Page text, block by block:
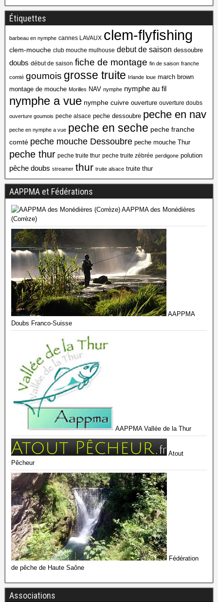
Étiquettes
barbeau en nymphe cannes LAVAUX clem-flyfishing
clem-mouche club mouche mulhouse debut de saison dessoubre
doubs début de saison fiche de montage fin de saison franche
comté goumois grosse truite Irlande loue march brown
montage de mouche Morilles NAV nymphe nymphe au fil
nymphe a vue nymphe cuivre ouverture ouverture doubs
ouverture goumois peche alsace peche dessoubre peche en nav
peche en nymphe a vue peche en seche peche franche
comté peche mouche Dessoubre peche mouche Thur
peche thur peche truite thur peche truite zébrée perdigone polution
pêche doubs streamer thur truite alsace truite thur
AAPPMA et Fédérations
AAPPMA des Monédières
(Corrèze)
AAPPMA
Doubs Franco-Suisse
AAPPMA Vallée de la Thur
Atout
Pêcheur
Fédération
de pêche de Haute Saône
Associations